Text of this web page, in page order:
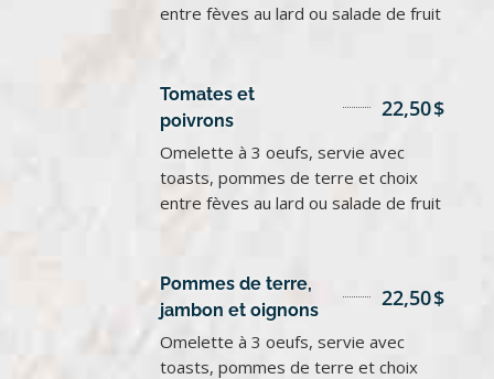
entre fèves au lard ou salade de fruit
Tomates et
poivrons
$
22,50
Omelette à 3 oeufs, servie avec
toasts, pommes de terre et choix
entre fèves au lard ou salade de fruit
Pommes de terre,
jambon et oignons
$
22,50
Omelette à 3 oeufs, servie avec
toasts, pommes de terre et choix